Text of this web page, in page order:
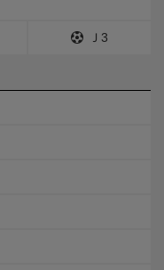
Ｊ3